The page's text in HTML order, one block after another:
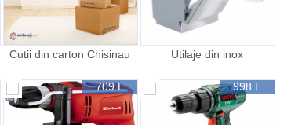
Cutii din carton Chisinau
AMBALAJE MD
Utilaje din inox
709 L 998 L